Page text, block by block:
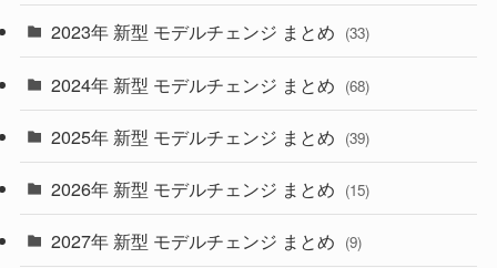
(22)
(4)
(9)
(4)
2023年 新型 モデルチェンジ まとめ (33)
2024年 新型 モデルチェンジ まとめ (68)
2025年 新型 モデルチェンジ まとめ (39)
2026年 新型 モデルチェンジ まとめ (15)
2027年 新型 モデルチェンジ まとめ (9)